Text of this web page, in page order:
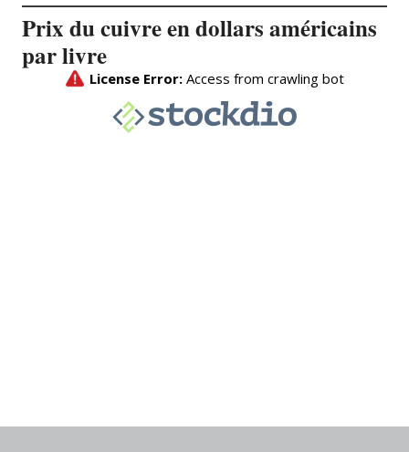
Prix du cuivre en dollars américains
par livre